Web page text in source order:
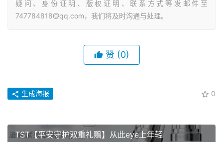
疑问、身份证明、版权证明、联系方式等发邮件至
747784818@qq.com，我们将及时沟通与处理。
赞 (0)
0
生成海报
TST【平安守护双重礼赠】从此eye上年轻